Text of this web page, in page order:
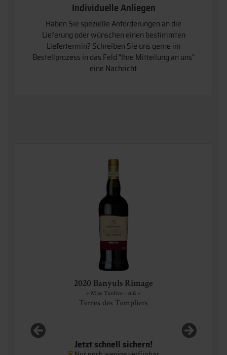
Individuelle Anliegen
Haben Sie spezielle Anforderungen an die
Lieferung oder wünschen einen bestimmten
Liefertermin? Schreiben Sie uns gerne im
Bestellprozess in das Feld "Ihre Mitteilung an uns"
eine Nachricht.
2020 Banyuls Rimage
» Mise Tardive - süß «
Terres des Templiers
Jetzt schnell sichern!